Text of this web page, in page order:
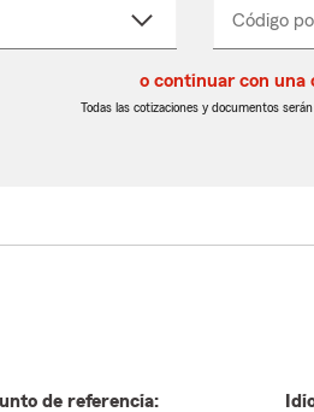
Código
_____
o continuar con una
Todas las cotizaciones y documentos
de referencia: